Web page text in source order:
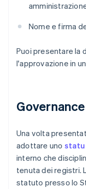
Nome e firma
Puoi presentare la
l'approvazione in
Una volta
adottare uno
interno che
tenuta dei registri.
statuto presso lo